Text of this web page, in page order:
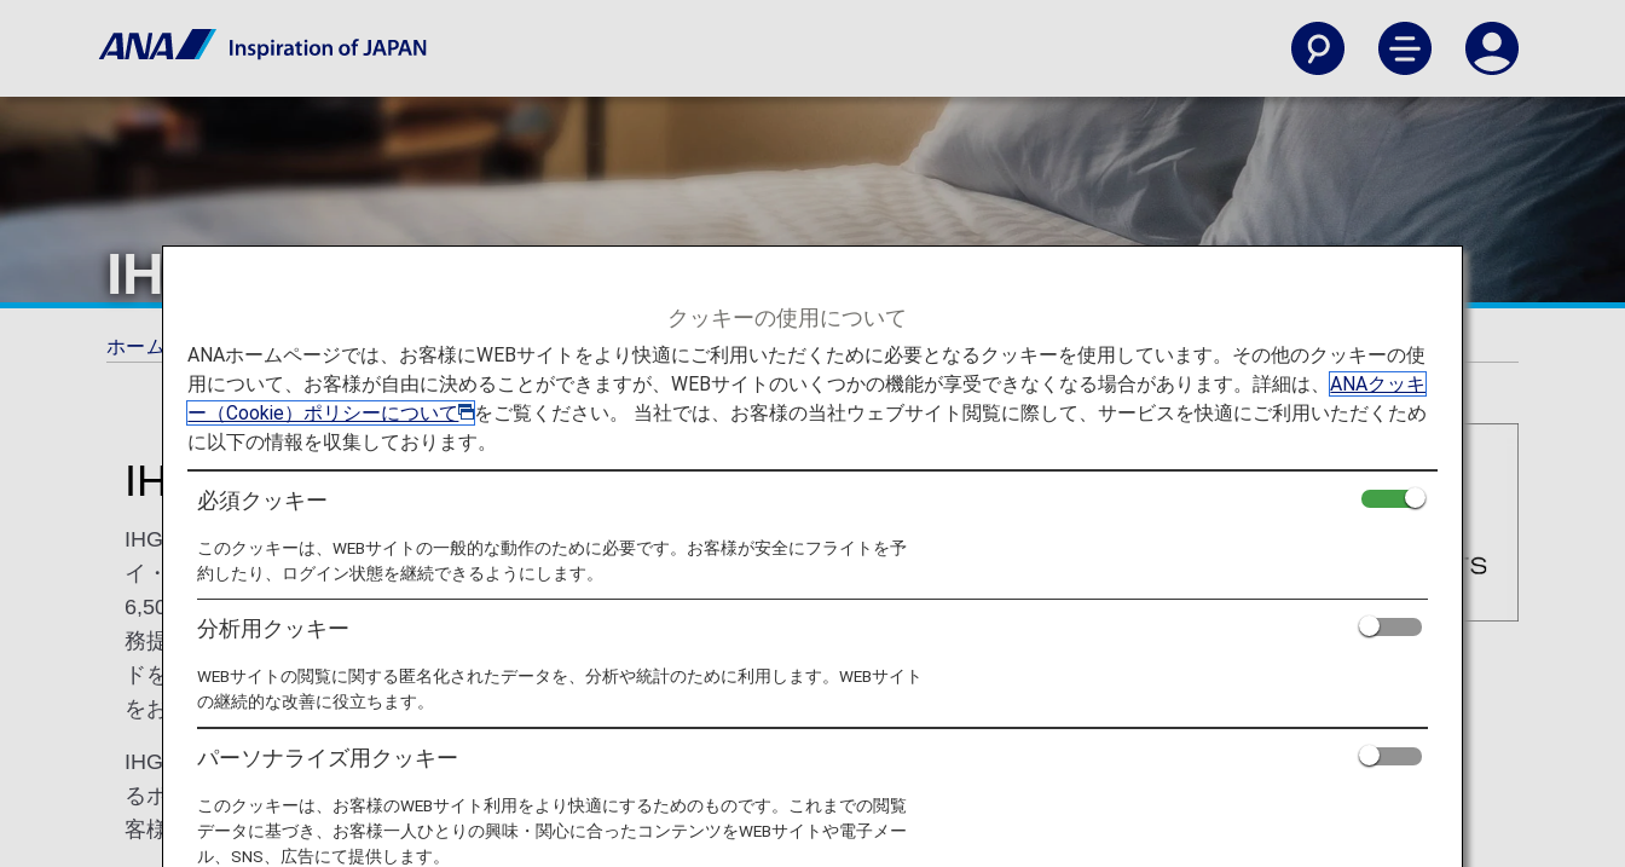
IHG® Hotels & Resorts
ホーム ANAマイレージクラブ 提携ホテル IHG®ホテルズ＆リゾーツ
IHG®ホテルズ＆リゾーツ
IHGホテルズ＆リゾーツは、インターコンチネンタル、クラウンプラザ、ホリデ
イ・インをはじめとする19の多彩なホテルブランドで、世界100カ国以上で
6,500軒以上のホテルを展開しています。日本国内では、2006年12月にANAと業
務提携し、IHG・ANA・ホテルズグループジャパンを設立。ANAとの共同ブラン
ドを含む9つのホテルブランドを通じて、多様なニーズにお応えしながらお客様
をお迎えしています。
IHGのロイヤリティプログラム IHG® One Rewards では、ご利用に応じて貯ま
るポイントのANAマイルでの積算や宿泊数に応じたマイルストーン特典など、お
客様お一人おひとりの旅のスタイルに合わせた多彩な特典をご用意しています。
クッキーの使用について
ANAホームページでは、お客様にWEBサイトをより快適にご利用いただくために必要となるクッキーを使用しています。その他のクッキーの使
用について、お客様が自由に決めることができますが、WEBサイトのいくつかの機能が享受できなくなる場合があります。詳細は、ANAクッキ
ー（Cookie）ポリシーについて
をご覧ください。 当社では、お客様の当社ウェブサイト閲覧に際して、サービスを快適にご利用いただくため
に以下の情報を収集しております。
必須クッキー
このクッキーは、WEBサイトの一般的な動作のために必要です。お客様が安全にフライトを予
約したり、ログイン状態を継続できるようにします。
分析用クッキー
WEBサイトの閲覧に関する匿名化されたデータを、分析や統計のために利用します。WEBサイト
の継続的な改善に役立ちます。
パーソナライズ用クッキー
このクッキーは、お客様のWEBサイト利用をより快適にするためのものです。これまでの閲覧
データに基づき、お客様一人ひとりの興味・関心に合ったコンテンツをWEBサイトや電子メー
ル、SNS、広告にて提供します。